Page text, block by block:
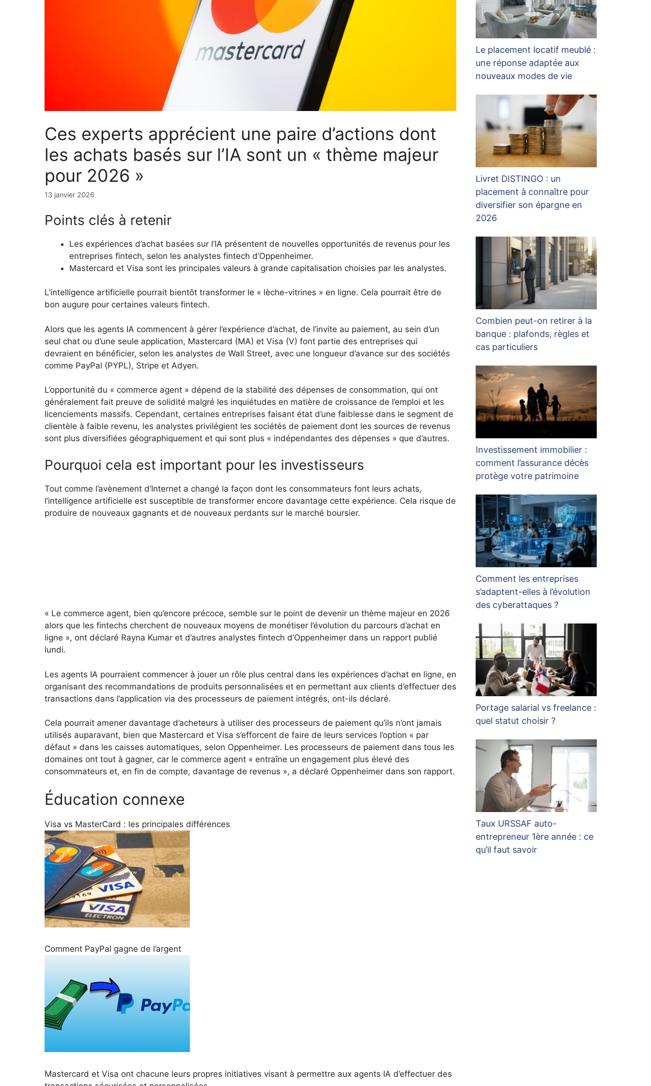
Ces experts apprécient une paire d’actions dont
les achats basés sur l’IA sont un « thème majeur
pour 2026 »
13 janvier 2026
Points clés à retenir
Les expériences d’achat basées sur l’IA présentent de nouvelles opportunités de revenus pour les
entreprises fintech, selon les analystes fintech d’Oppenheimer.
Mastercard et Visa sont les principales valeurs à grande capitalisation choisies par les analystes.
L’intelligence artificielle pourrait bientôt transformer le « lèche-vitrines » en ligne. Cela pourrait être de
bon augure pour certaines valeurs fintech.
Alors que les agents IA commencent à gérer l’expérience d’achat, de l’invite au paiement, au sein d’un
seul chat ou d’une seule application, Mastercard (MA) et Visa (V) font partie des entreprises qui
devraient en bénéficier, selon les analystes de Wall Street, avec une longueur d’avance sur des sociétés
comme PayPal (PYPL), Stripe et Adyen.
L’opportunité du « commerce agent » dépend de la stabilité des dépenses de consommation, qui ont
généralement fait preuve de solidité malgré les inquiétudes en matière de croissance de l’emploi et les
licenciements massifs. Cependant, certaines entreprises faisant état d’une faiblesse dans le segment de
clientèle à faible revenu, les analystes privilégient les sociétés de paiement dont les sources de revenus
sont plus diversifiées géographiquement et qui sont plus « indépendantes des dépenses » que d’autres.
Pourquoi cela est important pour les investisseurs
Tout comme l’avènement d’Internet a changé la façon dont les consommateurs font leurs achats,
l’intelligence artificielle est susceptible de transformer encore davantage cette expérience. Cela risque de
produire de nouveaux gagnants et de nouveaux perdants sur le marché boursier.
« Le commerce agent, bien qu’encore précoce, semble sur le point de devenir un thème majeur en 2026
alors que les fintechs cherchent de nouveaux moyens de monétiser l’évolution du parcours d’achat en
ligne », ont déclaré Rayna Kumar et d’autres analystes fintech d’Oppenheimer dans un rapport publié
lundi.
Les agents IA pourraient commencer à jouer un rôle plus central dans les expériences d’achat en ligne, en
organisant des recommandations de produits personnalisées et en permettant aux clients d’effectuer des
transactions dans l’application via des processeurs de paiement intégrés, ont-ils déclaré.
Cela pourrait amener davantage d’acheteurs à utiliser des processeurs de paiement qu’ils n’ont jamais
utilisés auparavant, bien que Mastercard et Visa s’efforcent de faire de leurs services l’option « par
défaut » dans les caisses automatiques, selon Oppenheimer. Les processeurs de paiement dans tous les
domaines ont tout à gagner, car le commerce agent « entraîne un engagement plus élevé des
consommateurs et, en fin de compte, davantage de revenus », a déclaré Oppenheimer dans son rapport.
Éducation connexe
Visa vs MasterCard : les principales différences
Comment PayPal gagne de l’argent
Mastercard et Visa ont chacune leurs propres initiatives visant à permettre aux agents IA d’effectuer des
Le placement locatif meublé :
une réponse adaptée aux
nouveaux modes de vie
Livret DISTINGO : un
placement à connaître pour
diversifier son épargne en
2026
Combien peut-on retirer à la
banque : plafonds, règles et
cas particuliers
Investissement immobilier :
comment l’assurance décès
protège votre patrimoine
Comment les entreprises
s’adaptent-elles à l’évolution
des cyberattaques ?
Portage salarial vs freelance :
quel statut choisir ?
Taux URSSAF auto-
entrepreneur 1ère année : ce
qu’il faut savoir